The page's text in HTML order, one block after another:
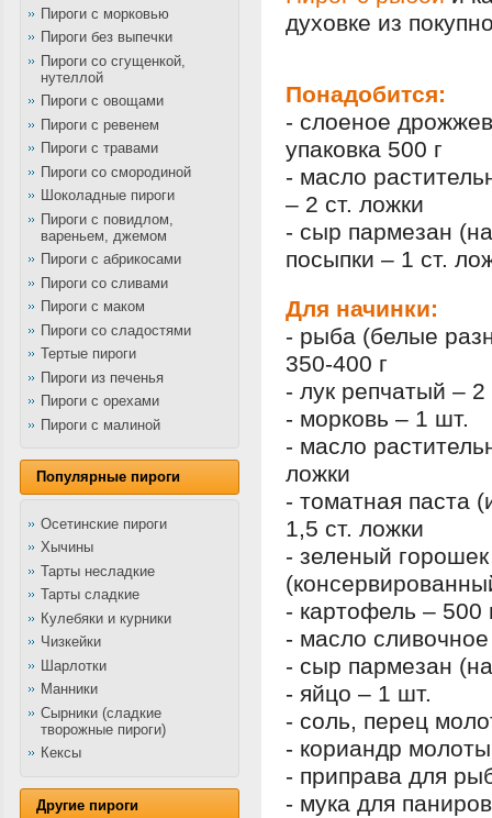
Пироги с морковью
Пироги без выпечки
Пироги со сгущенкой,
нутеллой
Пироги с овощами
Пироги с ревенем
Пироги с травами
Пироги со смородиной
Шоколадные пироги
Пироги с повидлом,
вареньем, джемом
Пироги с абрикосами
Пироги со сливами
Пироги с маком
Пироги со сладостями
Тертые пироги
Пироги из печенья
Пироги с орехами
Пироги с малиной
Популярные пироги
Осетинские пироги
Хычины
Тарты несладкие
Тарты сладкие
Кулебяки и курники
Чизкейки
Шарлотки
Манники
Сырники (сладкие
творожные пироги)
Кексы
Другие пироги
духовке из
Понадобится:
- слоеное
упаковка 500 г
- масло
– 2 ст. ложки
- сыр пармезан
посыпки – 1 ст.
Для начинки:
- рыба (белые
350-400 г
- лук репчатый –
- морковь – 1 шт.
- масло
ложки
- томатная паста
1,5 ст. ложки
- зеленый
- картофель – 500
- масло
- сыр пармезан
- яйцо – 1 шт.
- соль, перец
- кориандр
- приправа для
- мука для